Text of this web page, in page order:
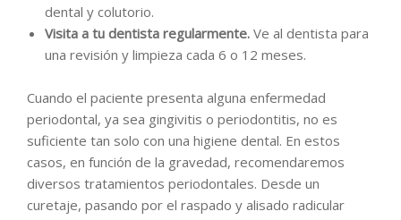
dental y colutorio.
Visita a tu dentista regularmente. Ve al dentista para
una revisión y limpieza cada 6 o 12 meses.
Cuando el paciente presenta alguna enfermedad
periodontal, ya sea gingivitis o periodontitis, no es
suficiente tan solo con una higiene dental. En estos
casos, en función de la gravedad, recomendaremos
diversos tratamientos periodontales. Desde un
curetaje, pasando por el raspado y alisado radicular